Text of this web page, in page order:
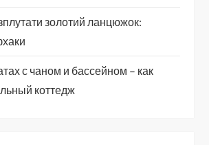
золотий ланцюжок:
с чаном и бассейном – как
коттедж